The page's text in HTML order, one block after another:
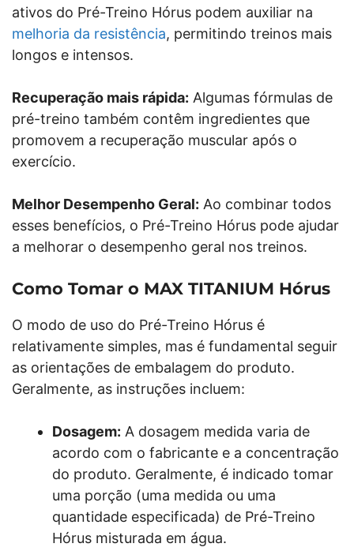
ativos do Pré-Treino Hórus podem auxiliar na
melhoria da resistência, permitindo treinos mais
longos e intensos.
Recuperação mais rápida: Algumas fórmulas de
pré-treino também contêm ingredientes que
promovem a recuperação muscular após o
exercício.
Melhor Desempenho Geral: Ao combinar todos
esses benefícios, o Pré-Treino Hórus pode ajudar
a melhorar o desempenho geral nos treinos.
Como Tomar o MAX TITANIUM Hórus
O modo de uso do Pré-Treino Hórus é
relativamente simples, mas é fundamental seguir
as orientações de embalagem do produto.
Geralmente, as instruções incluem:
Dosagem: A dosagem medida varia de
acordo com o fabricante e a concentração
do produto. Geralmente, é indicado tomar
uma porção (uma medida ou uma
quantidade especificada) de Pré-Treino
Hórus misturada em água.